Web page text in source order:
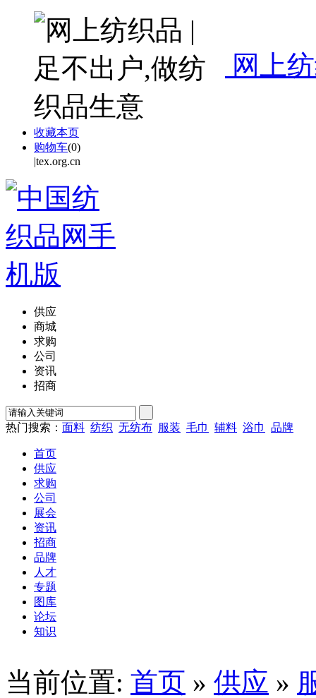
网上
收藏本页
购物车(0)
|tex.org.cn
供应
商城
求购
公司
资讯
招商
热门搜索： 面料 纺织 无纺布 服装 毛巾 辅料 浴巾 品牌
首页
供应
求购
公司
展会
资讯
招商
品牌
人才
专题
图库
论坛
知识
当前位置: 首页 » 供应 »